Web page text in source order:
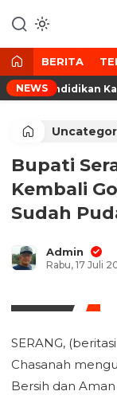
ke
konten
BERITA
NEWS
Pendidikan
Bupati
Kembali
Sudah
Admin
Rabu, 17 Juli
SERANG,
Chasanah
Bersih dan